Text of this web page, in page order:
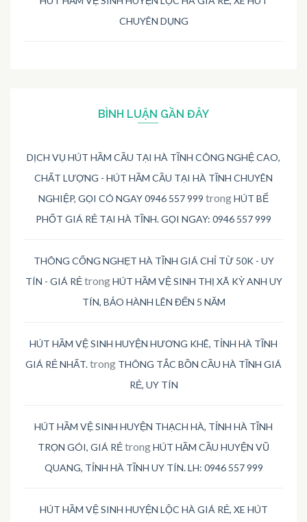
CHUYÊN DỤNG
BÌNH LUẬN GẦN ĐÂY
DỊCH VỤ HÚT HẦM CẦU TẠI HÀ TĨNH CÔNG NGHỆ CAO,
CHẤT LƯỢNG - HÚT HẦM CẦU TẠI HÀ TĨNH CHUYÊN
NGHIỆP, GỌI CÓ NGAY 0946 557 999 trongHÚT BỂ
PHỐT GIÁ RẺ TẠI HÀ TĨNH. GỌI NGAY: 0946 557 999
THÔNG CỐNG NGHẸT HÀ TĨNH GIÁ CHỈ TỪ 50K - UY
TÍN - GIÁ RẺtrongHÚT HẦM VỆ SINH THỊ XÃ KỲ ANH UY
TÍN, BẢO HÀNH LÊN ĐẾN 5 NĂM
HÚT HẦM VỆ SINH HUYỆN HƯƠNG KHÊ, TỈNH HÀ TĨNH
GIÁ RẺ NHẤT.trong THÔNG TẮC BỒN CẦU HÀ TĨNH GIÁ
RẺ, UY TÍN
HÚT HẦM VỆ SINH HUYỆN THẠCH HÀ, TỈNH HÀ TĨNH
TRỌN GÓI, GIÁ RẺtrongHÚT HẦM CẦU HUYỆN VŨ
QUANG, TỈNH HÀ TĨNH UY TÍN. LH: 0946 557 999
HÚT HẦM VỆ SINH HUYỆN LỘC HÀ GIÁ RẺ, XE HÚT